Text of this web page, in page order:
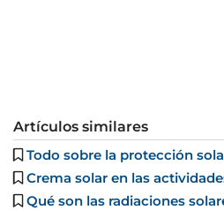
Artículos similares
Todo sobre la protección
Crema solar en las
Qué son las radiaciones